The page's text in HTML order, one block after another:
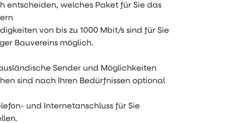
entscheiden, welches Paket für Sie das
von bis zu 1000 Mbit/s sind für Sie
Bauvereins möglich.
Sender und Möglichkeiten
sind nach Ihren Bedürfnissen optional
und Internetanschluss für Sie